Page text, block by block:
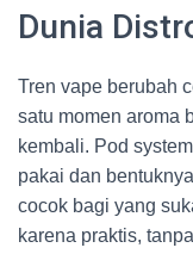
Dunia
Tren vape berubah
satu momen aroma
kembali. Pod
pakai dan
cocok bagi yang
karena praktis,